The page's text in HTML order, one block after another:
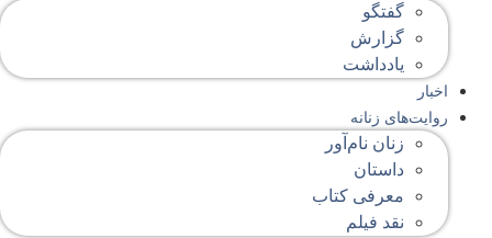
گفتگو
گزارش
یادداشت
اخبار
روایت‌های زنانه
زنان نام‌آور
داستان
معرفی کتاب
نقد فیلم